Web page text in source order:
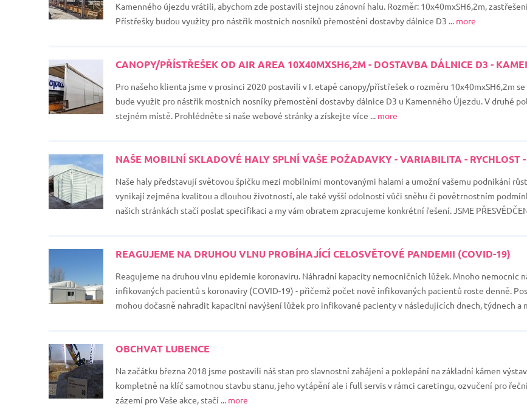
Kamenného újezdu vrátili, abychom zde postavili stejnou zánovní halu. Rozměr: 10x40mxSH6,2m,
Přístřešky budou využity pro nástřik mostních nosníků přemostění dostavby dálnice D3 ... more
CANOPY/PŘÍSTŘEŠEK OD AIR AREA 10X40MXSH6,2M - DOSTAVBA DÁLNICE D3 -
Pro našeho klienta jsme v prosinci 2020 postavili v I. etapě canopy/přístřešek o rozměru 10x40mxSH6,2m
bude využit pro nástřik mostních nosníky přemostění dostavby dálnice D3 u Kamenného Újezdu. V druhé
stejném místě. Prohlédněte si naše webové stránky a získejte více ... more
NAŠE MOBILNÍ SKLADOVÉ HALY SPLNÍ VAŠE POŽADAVKY - VARIABILITA - RYCHLOST
Naše haly představují světovou špičku mezi mobilními montovanými halami a umožní vašemu podnikání
vynikají zejména kvalitou a dlouhou životností, ale také vyšší odolností vůči sněhu či povětrnostním
našich stránkách stačí poslat specifikaci a my vám obratem zpracujeme konkrétní řešení. JSME
REAGUJEME NA DRUHOU VLNU PROBÍHAJÍCÍ CELOSVĚTOVÉ PANDEMII (COVID-19)
Reagujeme na druhou vlnu epidemie koronaviru. Náhradní kapacity nemocničních lůžek. Mnoho nemocnic
infikovaných pacientů s koronaviry (COVID-19) - přičemž počet nově infikovaných pacientů roste denně.
mohou dočasně nahradit kapacitní navýšení lůžek pro infikované pacienty v následujících dnech, týdnech a
OBCHVAT LUBENCE
Na začátku března 2018 jsme postavili náš stan pro slavnostní zahájení a poklepání na základní kámen
kompletně na klíč samotnou stavbu stanu, jeho vytápění ale i full servis v rámci caretingu, ozvučení pro
zázemí pro Vaše akce, stačí ... more